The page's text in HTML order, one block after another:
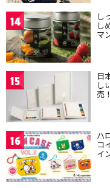
14 し
し
マ
15 日
し
売！
16 ハ
コ
イ